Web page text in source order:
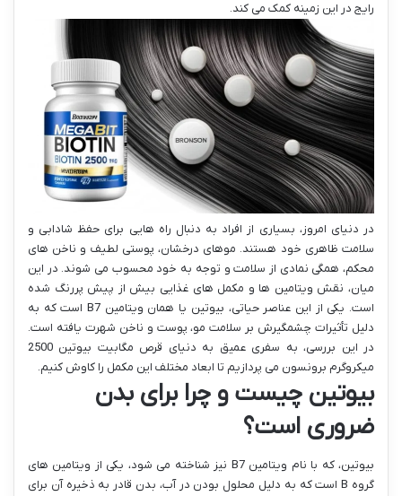
رایج در این زمینه کمک می کند.
در دنیای امروز، بسیاری از افراد به دنبال راه هایی برای حفظ شادابی و
سلامت ظاهری خود هستند. موهای درخشان، پوستی لطیف و ناخن های
محکم، همگی نمادی از سلامت و توجه به خود محسوب می شوند. در این
میان، نقش ویتامین ها و مکمل های غذایی بیش از پیش پررنگ شده
است. یکی از این عناصر حیاتی، بیوتین یا همان ویتامین B7 است که به
دلیل تأثیرات چشمگیرش بر سلامت مو، پوست و ناخن شهرت یافته است.
در این بررسی، به سفری عمیق به دنیای قرص مگابیت بیوتین 2500
میکروگرم برونسون می پردازیم تا ابعاد مختلف این مکمل را کاوش کنیم.
بیوتین چیست و چرا برای بدن
ضروری است؟
بیوتین، که با نام ویتامین B7 نیز شناخته می شود، یکی از ویتامین های
گروه B است که به دلیل محلول بودن در آب، بدن قادر به ذخیره آن برای